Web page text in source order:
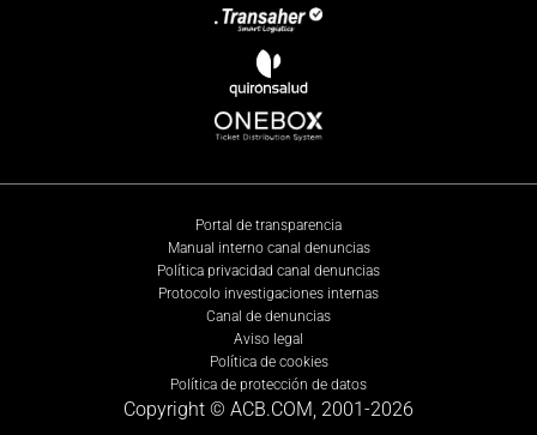
Portal de transparencia
Manual interno canal denuncias
Política privacidad canal denuncias
Protocolo investigaciones internas
Canal de denuncias
Aviso legal
Política de cookies
Política de protección de datos
Copyright © ACB.COM, 2001-2026